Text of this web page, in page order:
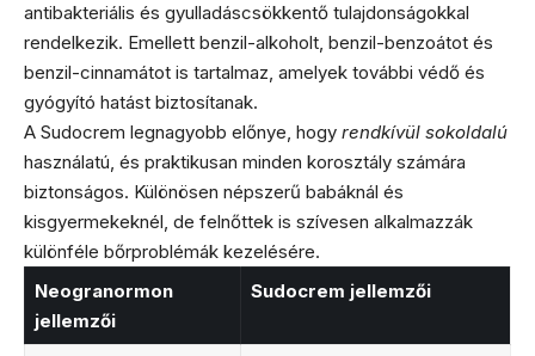
antibakteriális és gyulladáscsökkentő tulajdonságokkal
rendelkezik. Emellett benzil-alkoholt, benzil-benzoátot és
benzil-cinnamátot is tartalmaz, amelyek további védő és
gyógyító hatást biztosítanak.
A Sudocrem legnagyobb előnye, hogy rendkívül sokoldalú
használatú, és praktikusan minden korosztály számára
biztonságos. Különösen népszerű babáknál és
kisgyermekeknél, de felnőttek is szívesen alkalmazzák
különféle bőrproblémák kezelésére.
Neogranormon
jellemzői
Sudocrem jellemzői